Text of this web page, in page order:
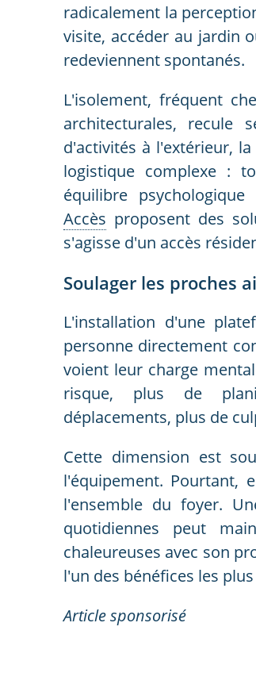
radicalement la
visite, accéder au jardin
redeviennent spontanés.
L'isolement, fréquent
architecturales, recule
d'activités à l'extérieur,
logistique complexe :
équilibre
Accès proposent des
s'agisse d'un accès
Soulager les proches
L'installation d'une
personne directement
voient leur charge
risque, plus de
déplacements, plus de
Cette dimension est
l'équipement. Pourtant,
l'ensemble du foyer.
quotidiennes peut
chaleureuses avec son
l'un des bénéfices les
Article sponsorisé